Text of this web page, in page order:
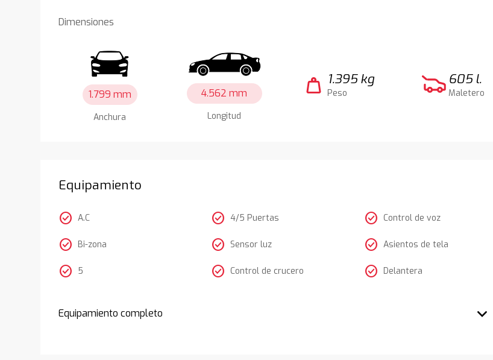
Dimensiones
1.799 mm
Anchura
4.562 mm
Longitud
weight 1.395 kg
Peso
605 l.
Maletero
Equipamiento
check_circle A.C
check_circle Bi-zona
check_circle 5
check_circle 4/5 Puertas
check_circle Sensor luz
check_circle Control de crucero
check_circle Control de voz
check_circle Asientos de tela
check_circle Delantera
Equipamiento completo